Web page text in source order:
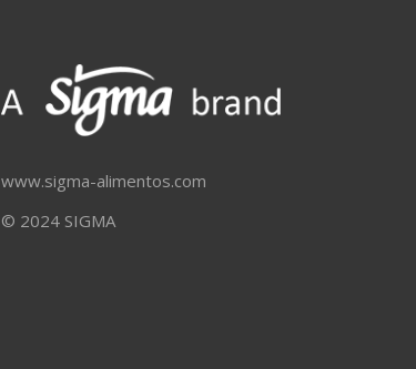
www.sigma-alimentos.com
© 2024 SIGMA